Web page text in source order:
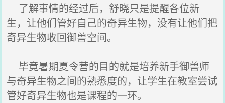
了解事情的经过后，舒晓只是提醒各位新
生，让他们管好自己的奇异生物，没有让他们把
奇异生物收回御兽空间。
毕竟暑期夏令营的目的就是培养新手御兽师
与奇异生物之间的熟悉度的，让学生在教室尝试
管好奇异生物也是课程的一环。